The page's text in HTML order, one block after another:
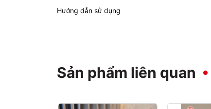
Hướng dẫn sử dụng
Sản phẩm liên quan